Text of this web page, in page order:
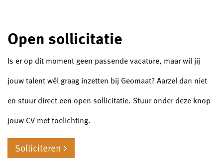
Open sollicitatie
Is er op dit moment geen passende vacature, maar wil jij
jouw talent wél graag inzetten bij Geomaat? Aarzel dan niet
en stuur direct een open sollicitatie. Stuur onder deze knop
jouw CV met toelichting.
Solliciteren